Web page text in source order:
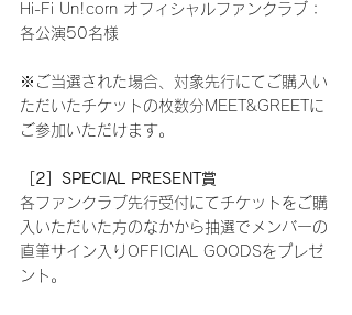
Hi-Fi Un!corn オフィシャルファンクラブ：
各公演50名様
※ご当選された場合、対象先行にてご購入い
ただいたチケットの枚数分MEET&GREETに
ご参加いただけます。
［2］SPECIAL PRESENT賞
各ファンクラブ先行受付にてチケットをご購
入いただいた方のなかから抽選でメンバーの
直筆サイン入りOFFICIAL GOODSをプレゼ
ント。